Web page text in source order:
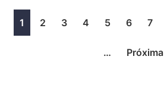
1 2 3 4 5 6 7
… Próxima